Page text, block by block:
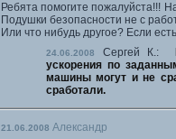
Ребята помогите пожалуйста!!!
Подушки безопасности не с
Или что нибудь другое? Если
24.06.2008 Сергей К.:
ускорения по
машины могут и не
сработали.
21.06.2008 Александр